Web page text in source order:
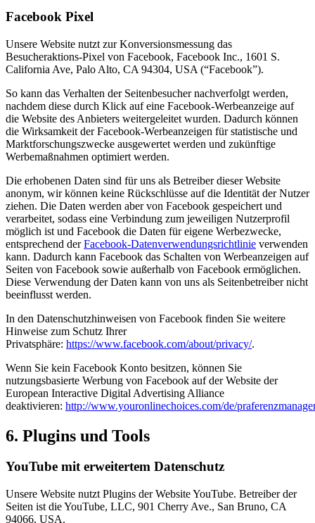
Facebook Pixel
Unsere Website nutzt zur Konversionsmessung das
Besucheraktions-Pixel von Facebook, Facebook Inc., 1601 S.
California Ave, Palo Alto, CA 94304, USA (“Facebook”).
So kann das Verhalten der Seitenbesucher nachverfolgt werden,
nachdem diese durch Klick auf eine Facebook-Werbeanzeige auf
die Website des Anbieters weitergeleitet wurden. Dadurch können
die Wirksamkeit der Facebook-Werbeanzeigen für statistische und
Marktforschungszwecke ausgewertet werden und zukünftige
Werbemaßnahmen optimiert werden.
Die erhobenen Daten sind für uns als Betreiber dieser Website
anonym, wir können keine Rückschlüsse auf die Identität der Nutzer
ziehen. Die Daten werden aber von Facebook gespeichert und
verarbeitet, sodass eine Verbindung zum jeweiligen Nutzerprofil
möglich ist und Facebook die Daten für eigene Werbezwecke,
entsprechend derFacebook-Datenverwendungsrichtlinie verwenden
kann. Dadurch kann Facebook das Schalten von Werbeanzeigen auf
Seiten von Facebook sowie außerhalb von Facebook ermöglichen.
Diese Verwendung der Daten kann von uns als Seitenbetreiber nicht
beeinflusst werden.
In den Datenschutzhinweisen von Facebook finden Sie weitere
Hinweise zum Schutz Ihrer
Privatsphäre: https://www.facebook.com/about/privacy/.
Wenn Sie kein Facebook Konto besitzen, können Sie
nutzungsbasierte Werbung von Facebook auf der Website der
European Interactive Digital Advertising Alliance
deaktivieren: http://www.youronlinechoices.com/de/
6. Plugins und Tools
YouTube mit erweitertem Datenschutz
Unsere Website nutzt Plugins der Website YouTube. Betreiber der
Seiten ist die YouTube, LLC, 901 Cherry Ave., San Bruno, CA
94066, USA.